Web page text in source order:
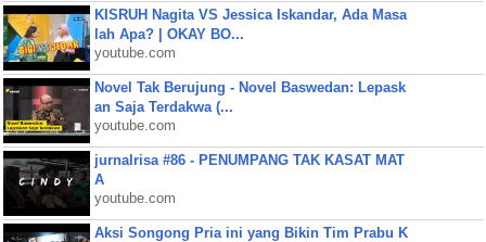
KISRUH Nagita VS Jessica Iskandar, Ada Masa
lah Apa? | OKAY BO...
youtube.com
Novel Tak Berujung - Novel Baswedan: Lepask
an Saja Terdakwa (...
youtube.com
jurnalrisa #86 - PENUMPANG TAK KASAT MAT
A
youtube.com
Aksi Songong Pria ini yang Bikin Tim Prabu K